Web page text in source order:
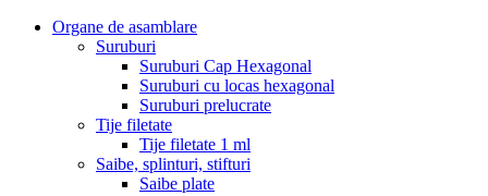
Organe de asamblare
Suruburi
Suruburi Cap Hexagonal
Suruburi cu locas hexagonal
Suruburi prelucrate
Tije filetate
Tije filetate 1 ml
Saibe, splinturi, stifturi
Saibe plate